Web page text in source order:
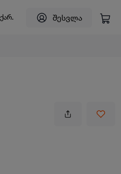
ქარ. შესვლა